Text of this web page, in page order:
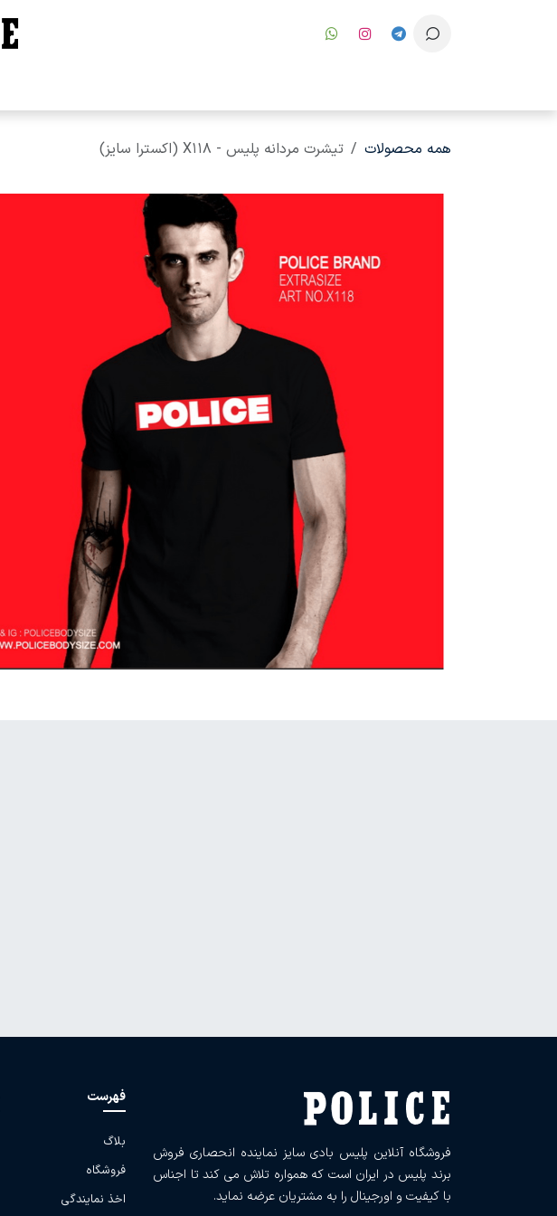
همه محصولات تیشرت مردانه پلیس - X118 (اکسترا سایز)
فروشگاه آنلاین پلیس بادی سایز نماینده انحصاری فروش
برند پلیس در ایران است که همواره تلاش می کند تا اجناس
با کیفیت و اورجینال را به مشتریان عرضه نماید.
فهرست
بلاگ
فروشگاه
اخذ نمایندگی